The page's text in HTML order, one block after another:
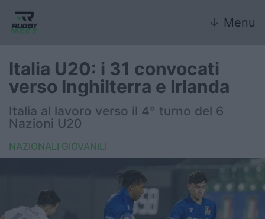
↓ Menu
Nazionali giovanili
Rugby Sevens
Internazionale
Italia U20: i 31 convocati
verso Inghilterra e Irlanda
Italia al lavoro verso il 4° turno del 6
Nazioni U20
NAZIONALI GIOVANILI